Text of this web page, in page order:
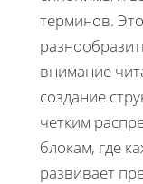
терминов.
внимание
создание
четким
блокам, где
развивает